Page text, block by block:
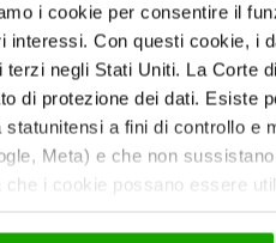
i cookie per consentire il
interessi. Con questi cookie, i
terzi negli Stati Uniti. La Corte
di protezione dei dati. Esiste
statunitensi a fini di controllo e
Meta) e che non
che i cookie possano essere